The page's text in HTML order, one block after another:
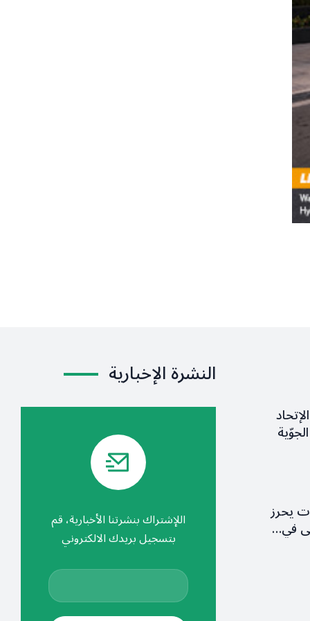
يحرز
في…
النشرة الإخبارية
اللإشتراك بنشرتنا الأخبارية، قم
بتسجيل بريدك الالكتروني